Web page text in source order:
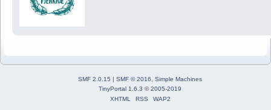
SMF 2.0.15 | SMF © 2016
Simple Machines
TinyPortal 1.6.3 ©2005-2019
XHTML
RSS WAP2